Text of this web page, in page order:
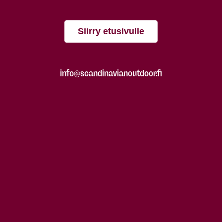
Siirry etusivulle
info@scandinavianoutdoor.fi